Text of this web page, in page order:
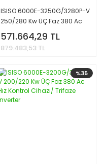
ISISO 6000E-3250G/3280P-V
250/280 Kw ÜÇ Faz 380 Ac
Hız Kontrol Cihazı/ Trifaze
İnverter
571.664,29 TL
879.483,53 TL
%35